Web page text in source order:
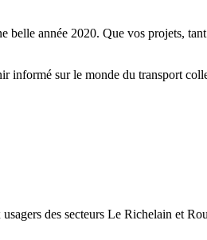
belle année 2020. Que vos projets,
informé sur le monde du transport
des secteurs Le Richelain et